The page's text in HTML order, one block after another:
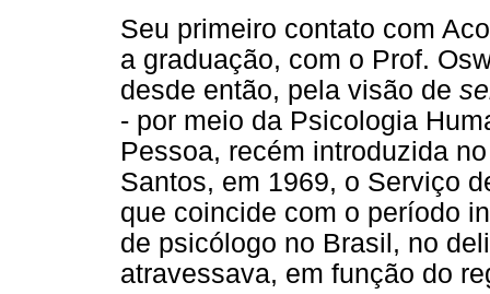
Seu primeiro contato com
a graduação, com o Prof.
desde então, pela visão de
- por meio da Psicologia
Pessoa, recém introduzida
Santos, em 1969, o Serviço
que coincide com o período
de psicólogo no Brasil, no
atravessava, em função do